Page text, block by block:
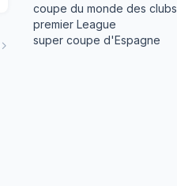
coupe du monde des clubs
premier League
super coupe d'Espagne